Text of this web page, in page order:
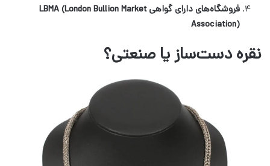
فروشگاه‌های دارای گواهی LBMA (London Bullion Market
Association)
نقره دست‌ساز یا صنعتی؟